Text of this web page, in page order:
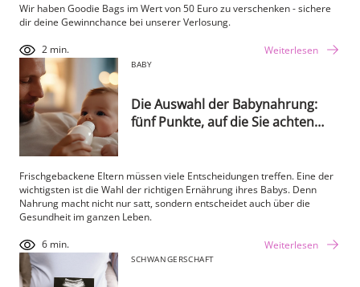
Wir haben Goodie Bags im Wert von 50 Euro zu verschenken - sichere
dir deine Gewinnchance bei unserer Verlosung.
Weiterlesen
2 min.
BABY
Die Auswahl der Babynahrung:
fünf Punkte, auf die Sie achten
Frischgebackene Eltern müssen viele Entscheidungen treffen. Eine der
wichtigsten ist die Wahl der richtigen Ernährung ihres Babys. Denn
Nahrung macht nicht nur satt, sondern entscheidet auch über die
Gesundheit im ganzen Leben.
Weiterlesen
6 min.
SCHWANGERSCHAFT